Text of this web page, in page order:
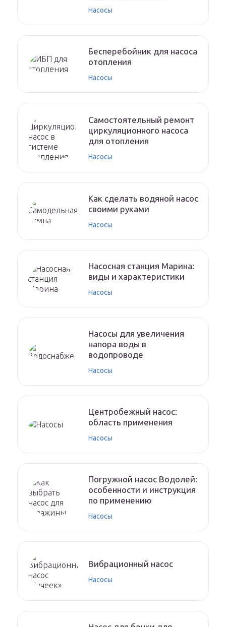
Насосы
Бесперебойник для насоса
отопления
Насосы
Самостоятельный ремонт
циркуляционного насоса
для отопления
Насосы
Как сделать водяной насос
своими руками
Насосы
Насосная станция Марина:
виды и характеристики
Насосы
Насосы для увеличения
напора воды в
водопроводе
Насосы
Центробежный насос:
область применения
Насосы
Погружной насос Водолей:
особенности и инструкция
по применению
Насосы
Вибрационный насос
Насосы